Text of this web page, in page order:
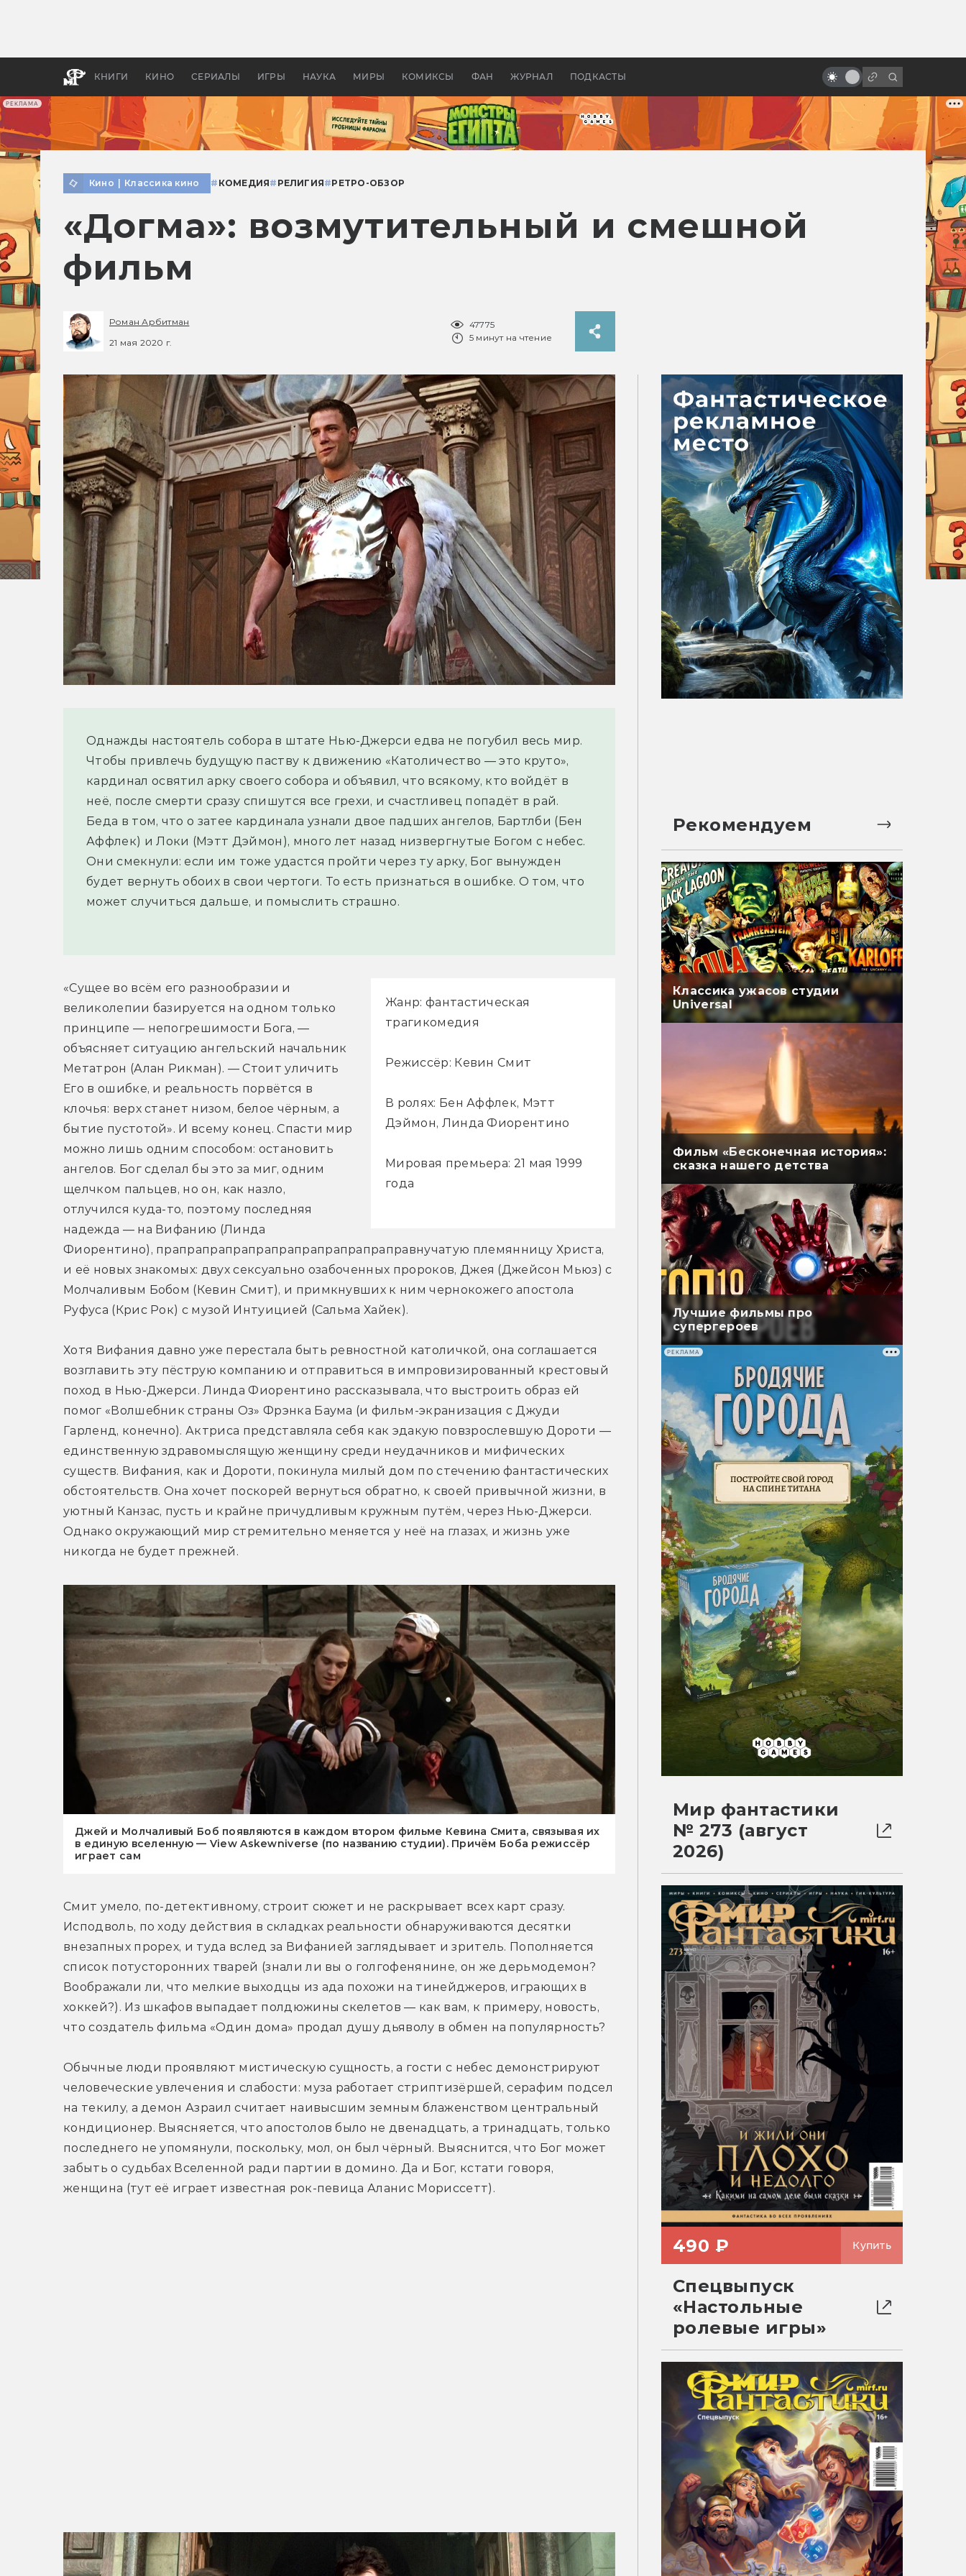
РЕКЛАМА
КНИГИ КИНО СЕРИАЛЫ ИГРЫ НАУКА МИРЫ КОМИКСЫ ФАН ЖУРНАЛ ПОДКАСТЫ
апокалипсис, в России —
бы «Властелина колец»
трудная история создания
Кино Классика кино # КОМЕДИЯ# РЕЛИГИЯ#РЕТРО-ОБЗОР
«Догма»: возмутительный и смешной
фильм
Роман Арбитман
21 мая 2020 г.
47775
5 минут на чтение
Однажды настоятель собора в штате Нью-Джерси едва не погубил весь мир.
Чтобы привлечь будущую паству к движению «Католичество — это круто»,
кардинал освятил арку своего собора и объявил, что всякому, кто войдёт в
неё, после смерти сразу спишутся все грехи, и счастливец попадёт в рай.
Беда в том, что о затее кардинала узнали двое падших ангелов, Бартлби (Бен
Аффлек) и Локи (Мэтт Дэймон), много лет назад низвергнутые Богом с небес.
Они смекнули: если им тоже удастся пройти через ту арку, Бог вынужден
будет вернуть обоих в свои чертоги. То есть признаться в ошибке. О том, что
может случиться дальше, и помыслить страшно.
Жанр: фантастическая
трагикомедия
Режиссёр: Кевин Смит
В ролях: Бен Аффлек, Мэтт
Дэймон, Линда Фиорентино
Мировая премьера: 21 мая 1999
года
«Сущее во всём его разнообразии и
великолепии базируется на одном только
принципе — непогрешимости Бога, —
объясняет ситуацию ангельский начальник
Метатрон (Алан Рикман). — Стоит уличить
Его в ошибке, и реальность порвётся в
клочья: верх станет низом, белое чёрным, а
бытие пустотой». И всему конец. Спасти мир
можно лишь одним способом: остановить
ангелов. Бог сделал бы это за миг, одним
щелчком пальцев, но он, как назло,
отлучился куда-то, поэтому последняя
надежда — на Вифанию (Линда
Фиорентино), прапрапрапрапрапрапрапрапрапраправнучатую племянницу Христа,
и её новых знакомых: двух сексуально озабоченных пророков, Джея (Джейсон Мьюз) с
Молчаливым Бобом (Кевин Смит), и примкнувших к ним чернокожего апостола
Руфуса (Крис Рок) с музой Интуицией (Сальма Хайек).
Хотя Вифания давно уже перестала быть ревностной католичкой, она соглашается
возглавить эту пёструю компанию и отправиться в импровизированный крестовый
поход в Нью-Джерси. Линда Фиорентино рассказывала, что выстроить образ ей
помог «Волшебник страны Оз» Фрэнка Баума (и фильм-экранизация с Джуди
Гарленд, конечно). Актриса представляла себя как эдакую повзрослевшую Дороти —
единственную здравомыслящую женщину среди неудачников и мифических
существ. Вифания, как и Дороти, покинула милый дом по стечению фантастических
обстоятельств. Она хочет поскорей вернуться обратно, к своей привычной жизни, в
уютный Канзас, пусть и крайне причудливым кружным путём, через Нью-Джерси.
Однако окружающий мир стремительно меняется у неё на глазах, и жизнь уже
никогда не будет прежней.
Джей и Молчаливый Боб появляются в каждом втором фильме Кевина Смита, связывая их
в единую вселенную — View Askewniverse (по названию студии). Причём Боба режиссёр
играет сам
Смит умело, по-детективному, строит сюжет и не раскрывает всех карт сразу.
Исподволь, по ходу действия в складках реальности обнаруживаются десятки
внезапных прорех, и туда вслед за Вифанией заглядывает и зритель. Пополняется
список потусторонних тварей (знали ли вы о голгофенянине, он же дерьмодемон?
Воображали ли, что мелкие выходцы из ада похожи на тинейджеров, играющих в
хоккей?). Из шкафов выпадает полдюжины скелетов — как вам, к примеру, новость,
что создатель фильма «Один дома» продал душу дьяволу в обмен на популярность?
Обычные люди проявляют мистическую сущность, а гости с небес демонстрируют
человеческие увлечения и слабости: муза работает стриптизёршей, серафим подсел
на текилу, а демон Азраил считает наивысшим земным блаженством центральный
кондиционер. Выясняется, что апостолов было не двенадцать, а тринадцать, только
последнего не упомянули, поскольку, мол, он был чёрный. Выяснится, что Бог может
забыть о судьбах Вселенной ради партии в домино. Да и Бог, кстати говоря,
женщина (тут её играет известная рок-певица Аланис Мориссетт).
Рекомендуем
Классика ужасов студии
Universal
Фильм «Бесконечная история»:
сказка нашего детства
Лучшие фильмы про
супергероев
РЕКЛАМА
Мир фантастики
№ 273 (август
2026)
490 ₽ Купить
Спецвыпуск
«Настольные
ролевые игры»